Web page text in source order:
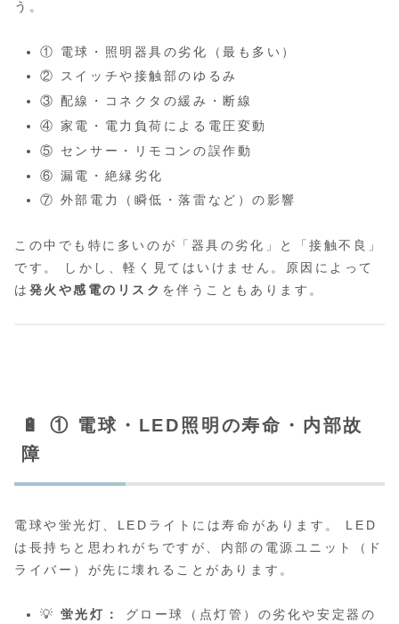
う。
① 電球・照明器具の劣化（最も多い）
② スイッチや接触部のゆるみ
③ 配線・コネクタの緩み・断線
④ 家電・電力負荷による電圧変動
⑤ センサー・リモコンの誤作動
⑥ 漏電・絶縁劣化
⑦ 外部電力（瞬低・落雷など）の影響
この中でも特に多いのが「器具の劣化」と「接触不良」
です。 しかし、軽く見てはいけません。原因によって
は 発火や感電のリスク を伴うこともあります。
🔋 ① 電球・LED照明の寿命・内部故
障
電球や蛍光灯、LEDライトには寿命があります。 LED
は長持ちと思われがちですが、内部の電源ユニット（ド
ライバー）が先に壊れることがあります。
💡 蛍光灯：
グロー球（点灯管）の劣化や安定器の